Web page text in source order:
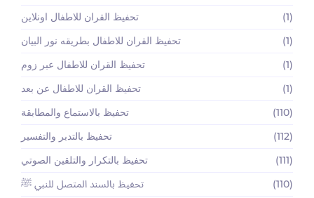
تحفيظ القران للاطفال اونلاين
(1)
تحفيظ القران للاطفال بطريقه نور البيان
(1)
تحفيظ القران للاطفال عبر زوم
(1)
تحفيظ القران للاطفال عن بعد
(1)
تحفيظ بالاستماع والمطابقة
(110)
تحفيظ بالتدبر والتفسير
(112)
تحفيظ بالتكرار والتلقين الصوتي
(111)
تحفيظ بالسند المتصل للنبي ﷺ
(110)